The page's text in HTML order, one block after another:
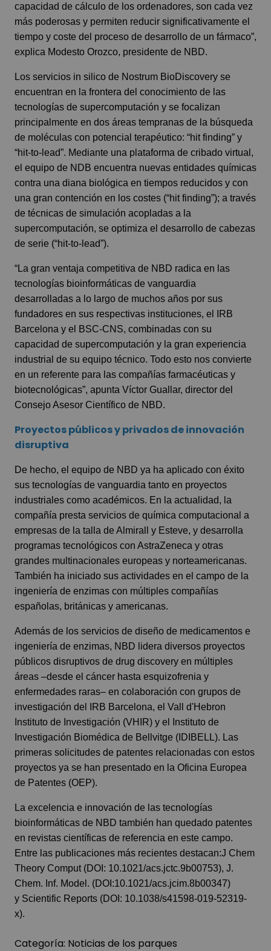
capacidad de cálculo de los ordenadores, son cada vez
más poderosas y permiten reducir significativamente el
tiempo y coste del proceso de desarrollo de un fármaco”,
explica Modesto Orozco, presidente de NBD.
Los servicios in silico de Nostrum BioDiscovery se
encuentran en la frontera del conocimiento de las
tecnologías de supercomputación y se focalizan
principalmente en dos áreas tempranas de la búsqueda
de moléculas con potencial terapéutico: “hit finding” y
“hit-to-lead”. Mediante una plataforma de cribado virtual,
el equipo de NDB encuentra nuevas entidades químicas
contra una diana biológica en tiempos reducidos y con
una gran contención en los costes (“hit finding”); a través
de técnicas de simulación acopladas a la
supercomputación, se optimiza el desarrollo de cabezas
de serie (“hit-to-lead”).
“La gran ventaja competitiva de NBD radica en las
tecnologías bioinformáticas de vanguardia
desarrolladas a lo largo de muchos años por sus
fundadores en sus respectivas instituciones, el IRB
Barcelona y el BSC-CNS, combinadas con su
capacidad de supercomputación y la gran experiencia
industrial de su equipo técnico. Todo esto nos convierte
en un referente para las compañías farmacéuticas y
biotecnológicas”, apunta Víctor Guallar, director del
Consejo Asesor Científico de NBD.
Proyectos públicos y privados de innovación
disruptiva
De hecho, el equipo de NBD ya ha aplicado con éxito
sus tecnologías de vanguardia tanto en proyectos
industriales como académicos. En la actualidad, la
compañía presta servicios de química computacional a
empresas de la talla de Almirall y Esteve, y desarrolla
programas tecnológicos con AstraZeneca y otras
grandes multinacionales europeas y norteamericanas.
También ha iniciado sus actividades en el campo de la
ingeniería de enzimas con múltiples compañías
españolas, británicas y americanas.
Además de los servicios de diseño de medicamentos e
ingeniería de enzimas, NBD lidera diversos proyectos
públicos disruptivos de drug discovery en múltiples
áreas –desde el cáncer hasta esquizofrenia y
enfermedades raras– en colaboración con grupos de
investigación del IRB Barcelona, el Vall d'Hebron
Instituto de Investigación (VHIR) y el Instituto de
Investigación Biomédica de Bellvitge (IDIBELL). Las
primeras solicitudes de patentes relacionadas con estos
proyectos ya se han presentado en la Oficina Europea
de Patentes (OEP).
La excelencia e innovación de las tecnologías
bioinformáticas de NBD también han quedado patentes
en revistas científicas de referencia en este campo.
Entre las publicaciones más recientes destacan:J Chem
Theory Comput (DOI: 10.1021/acs.jctc.9b00753), J.
Chem. Inf. Model. (DOI:10.1021/acs.jcim.8b00347)
y Scientific Reports (DOI: 10.1038/s41598-019-52319-
x).
Categoría: Noticias de los parques